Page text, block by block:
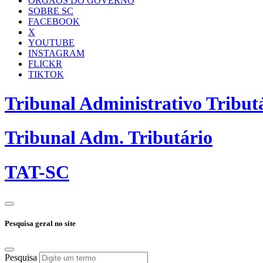
SOBRE SC
FACEBOOK
X
YOUTUBE
INSTAGRAM
FLICKR
TIKTOK
Tribunal Administrativo
Tribunal Adm. Tributário
TAT-SC
Pesquisa geral no site
Pesquisa